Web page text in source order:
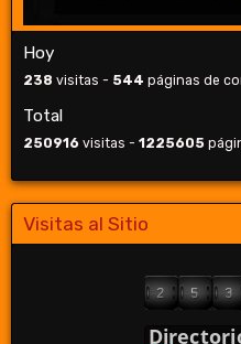
Hoy
238 visitas - 544 páginas de
Total
250916 visitas - 1225605
Visitas al Sitio